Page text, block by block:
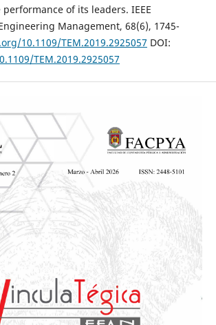
of its leaders. IEEE
Management, 68(6), 1745-
10.1109/TEM.2019.2925057 DOI:
TEM.2019.2925057